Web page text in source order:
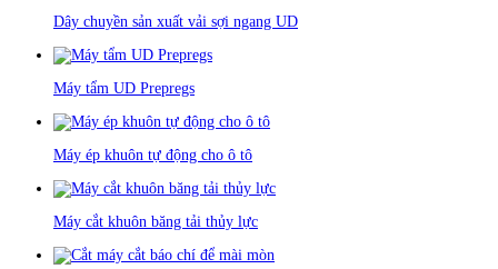
Dây chuyền sản xuất vải sợi ngang UD
Máy tẩm UD Prepregs
Máy ép khuôn tự động cho ô tô
Máy cắt khuôn băng tải thủy lực